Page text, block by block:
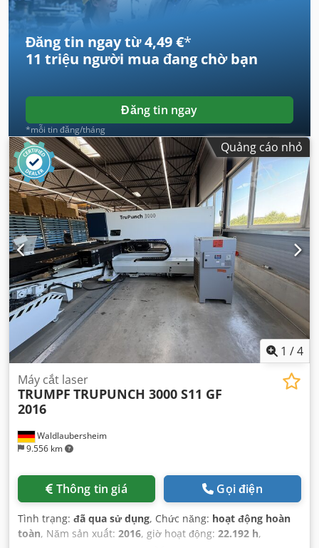
Đăng tin ngay từ 4,49 €*
11 triệu người mua đang chờ bạn
Đăng tin ngay
*mỗi tin đăng/tháng
Quảng cáo nhỏ
1 /4
Waldlaubersheim
9.556 km
Máy cắt laser
TRUMPF TRUPUNCH 3000 S11 GF
2016
Thông tin giá Gọi điện
Tình trạng: đã qua sử dụng, Chức năng: hoạt động hoàn
toàn, Năm sản xuất: 2016, giờ hoạt động: 22.192 h,